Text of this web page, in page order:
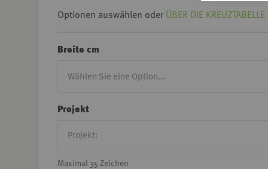
Optionen auswählen oder ÜBER DIE
Breite cm
Projekt
Maximal 35 Zeichen